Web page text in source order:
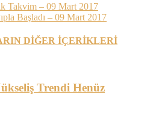
Takvim – 09 Mart 2017
Başladı – 09 Mart 2017
DİĞER İÇERİKLERİ
Trendi Henüz